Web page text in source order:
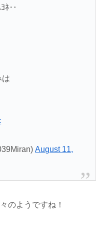
ﾖﾈ‥
は
August 11,
のようですね！